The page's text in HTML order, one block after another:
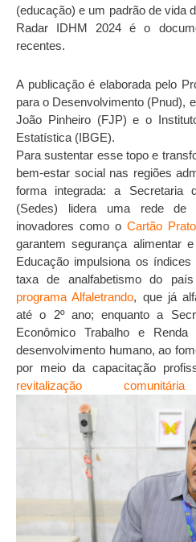
(educação) e um padrão de vida
Radar IDHM 2024 é o
recentes.
A publicação é elaborada pelo
para o Desenvolvimento (Pnud),
João Pinheiro (FJP) e o
Estatística (IBGE).
Para sustentar esse topo e
bem-estar social nas regiões
forma integrada: a Secretaria
(Sedes) lidera uma rede de
inovadores como o Cartão
garantem segurança alimentar
Educação impulsiona os
taxa de analfabetismo do
programa Alfaletrando, que já
até o 2º ano; enquanto a
Econômico Trabalho e
desenvolvimento humano, ao
por meio da capacitação
revitalização